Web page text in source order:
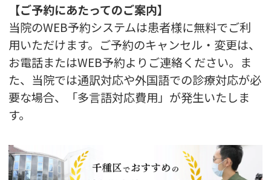
【ご予約にあたってのご案内】
当院のWEB予約システムは患者様に無料でご利
用いただけます。ご予約のキャンセル・変更は、
お電話またはWEB予約よりご連絡ください。ま
た、当院では通訳対応や外国語での診療対応が必
要な場合、「多言語対応費用」が発生いたしま
す。